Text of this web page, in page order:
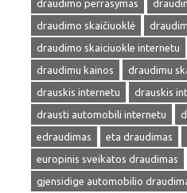
draudimo perrasymas
draudimo skaičiuoklė
draudimo skaiciuokle internetu
draudimu kainos
draudimu
drauskis internetu
drauskis
drausti automobili internetu
edraudimas
eta draudimas
europinis sveikatos draudimas
gjensidige automobilio